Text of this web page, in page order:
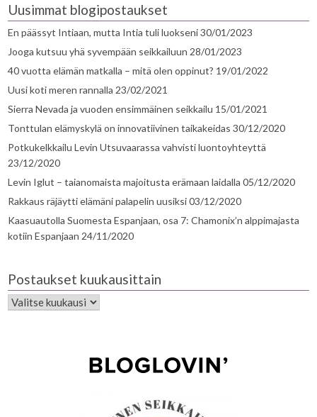
Uusimmat blogipostaukset
En päässyt Intiaan, mutta Intia tuli luokseni30/01/2023
Jooga kutsuu yhä syvempään seikkailuun 28/01/2023
40 vuotta elämän matkalla – mitä olen oppinut? 19/01/2022
Uusi koti meren rannalla 23/02/2021
Sierra Nevada ja vuoden ensimmäinen seikkailu 15/01/2021
Tonttulan elämyskylä on innovatiivinen taikakeidas 30/12/2020
Potkukelkkailu Levin Utsuvaarassa vahvisti luontoyhteyttä
23/12/2020
Levin Iglut – taianomaista majoitusta erämaan laidalla 05/12/2020
Rakkaus räjäytti elämäni palapelin uusiksi03/12/2020
Kaasuautolla Suomesta Espanjaan, osa 7: Chamonix’n alppimajasta
kotiin Espanjaan 24/11/2020
Postaukset kuukausittain